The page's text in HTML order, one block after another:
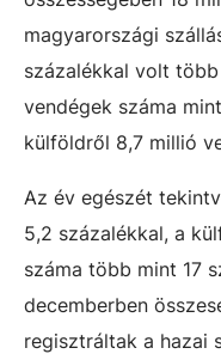
magyarországi
százalékkal volt
vendégek száma
külföldről 8,7 millió
Az év egészét
5,2 százalékkal, a
száma több mint 17
decemberben
regisztráltak a hazai